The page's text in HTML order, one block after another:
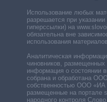
Использование любых
разрешается при
гиперссылки) на
обязательна вне
использования
Аналитическая
чиновников, размещенных
информация о состоянии
собрана и обработана
собственностью ООО «ИА
размещенные на портале
народного контроля